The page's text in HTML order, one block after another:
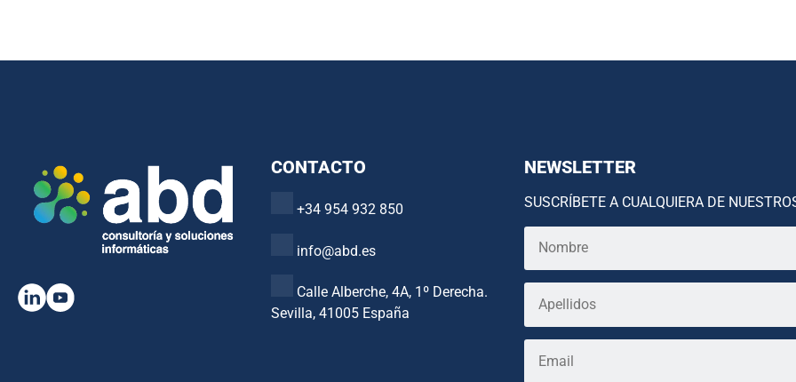
CONTACTO
+34 954 932 850
info@abd.es
Calle Alberche, 4A, 1º Derecha.
Sevilla, 41005 España
NEWSLETTER
SUSCRÍBETE A CUALQUIERA DE